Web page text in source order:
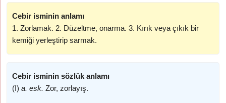
Cebir isminin anlamı
1. Zorlamak. 2. Düzeltme, onarma. 3. Kırık veya çıkık bir
kemiği yerleştirip sarmak.
Cebir isminin sözlük anlamı
(I)a. esk. Zor, zorlayış.